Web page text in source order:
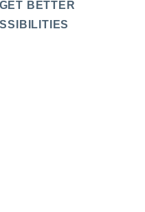
BETTER